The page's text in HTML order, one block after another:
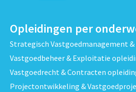
Opleidingen per
Strategisch Vastgoedmanagement
Vastgoedbeheer & Exploitatie
Vastgoedrecht & Contracten
Projectontwikkeling &